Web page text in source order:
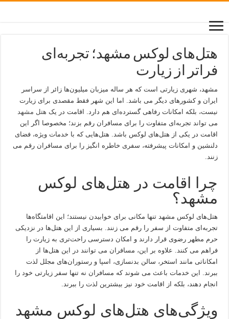
هتل‌های لوکس مشهد؛ تجربه‌ای
فراتر از زیارت
مشهد، شهری زیارتی است که هر ساله میزبان میلیون‌ها زائر از سراسر
ایران و کشورهای دیگر می باشد. اما این شهر فقط مقصدی برای زیارت
نیست، بلکه امکانات رفاهی گسترده‌ای هم دارد. اقامت در یک هتل مشهد
می تواند تجربه‌ای متفاوت را برای مسافران رقم بزند؛ مخصوصا اگر این
اقامت در یکی از هتل‌های لوکس باشد. هتل‌هایی که با خدمات ویژه، فضای
دلنشین و امکانات پیشرفته، سفری خاطره انگیز را برای مسافران رقم می
زنند.
چرا اقامت در هتل‌های لوکس
مشهد؟
هتل‌های لوکس مشهد تنها مکانی برای خوابیدن نیستند؛ این اقامتگاه‌ها
تجربه‌ای متفاوت از سفر را رقم می زنند. بسیاری از این هتل‌ها در نزدیکی
حرم مطهر رضوی قرار دارند و امکان دسترسی راحت‌تری به زیارت را
فراهم می کنند. علاوه بر این، مسافران می توانند در این هتل‌ها از
امکاناتی مانند استخر، سالن بدنسازی، اسپا و رستوران‌های مجلل لذت
ببرند. این خدمات باعث می شوند که مسافران نه تنها سفر زیارتی خود را
انجام دهند، بلکه از اقامت خود نیز بیشترین لذت را ببرند.
ویژگی‌های هتل‌های لوکس مشهد